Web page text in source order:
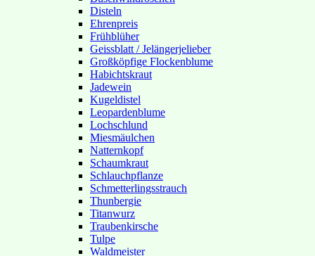
Disteln
Ehrenpreis
Frühblüher
Geissblatt / Jelängerjelieber
Großköpfige Flockenblume
Habichtskraut
Jadewein
Kugeldistel
Leopardenblume
Lochschlund
Miesmäulchen
Natternkopf
Schaumkraut
Schlauchpflanze
Schmetterlingsstrauch
Thunbergie
Titanwurz
Traubenkirsche
Tulpe
Waldmeister